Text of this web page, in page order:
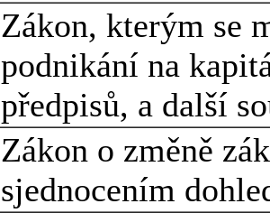
Zákon, kterým se
podnikání na
předpisů, a další
Zákon o změně
sjednocením